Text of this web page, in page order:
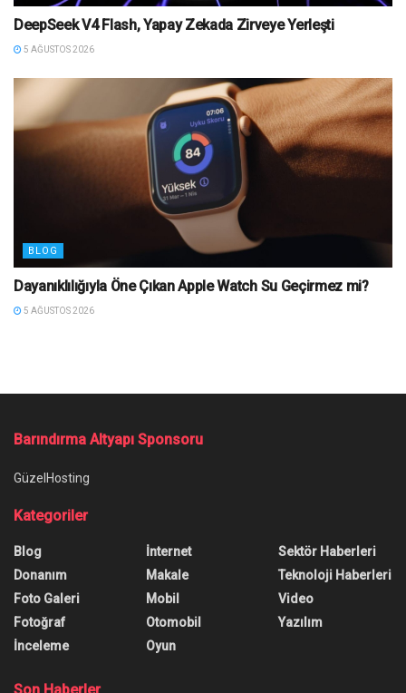
DeepSeek V4 Flash, Yapay Zekada Zirveye Yerleşti
5 AĞUSTOS 2026
BLOG
Dayanıklılığıyla Öne Çıkan Apple Watch Su Geçirmez mi?
5 AĞUSTOS 2026
Barındırma Altyapı Sponsoru
GüzelHosting
Kategoriler
Blog
Donanım
Foto Galeri
Fotoğraf
İnceleme
İnternet
Makale
Mobil
Otomobil
Oyun
Sektör Haberleri
Teknoloji Haberleri
Video
Yazılım
Son Haberler